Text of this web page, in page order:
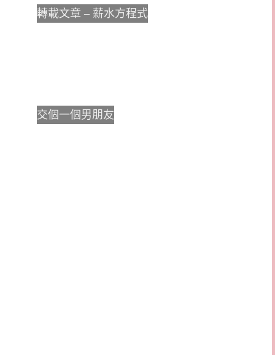
轉載文章 – 薪水方程式
交個一個男朋友